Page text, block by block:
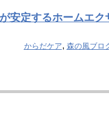
安定するホームエク
からだケア, 森の風ブロ